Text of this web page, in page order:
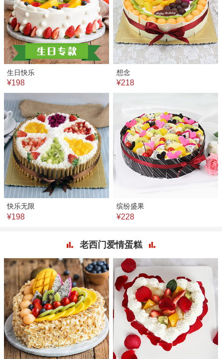
生日快乐
¥198
想念
¥218
快乐无限
¥198
缤纷盛果
¥228
老西门爱情蛋糕